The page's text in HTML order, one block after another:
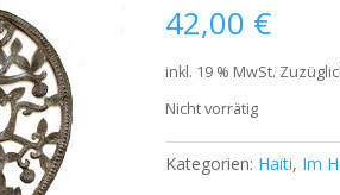
42,00 €
inkl. 19 % MwSt.
Nicht vorrätig
Kategorien: Haiti, Im